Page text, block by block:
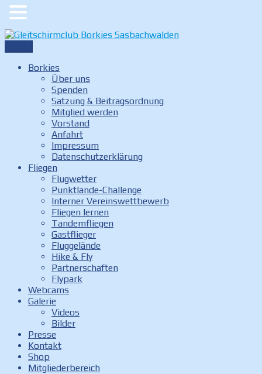
Zum
springen
Gleitschirmclub Borkies Sasbachwalden
Internetauftritt des Gleitschirmclubs Borkies in
Sasbachwalden
Borkies
Über uns
Spenden
Satzung & Beitragsordnung
Mitglied werden
Vorstand
Anfahrt
Impressum
Datenschutzerklärung
Fliegen
Flugwetter
Punktlande-Challenge
Interner Vereinswettbewerb
Fliegen lernen
Tandemfliegen
Gastflieger
Fluggelände
Hike & Fly
Partnerschaften
Flypark
Webcams
Galerie
Videos
Bilder
Presse
Kontakt
Shop
Mitgliederbereich